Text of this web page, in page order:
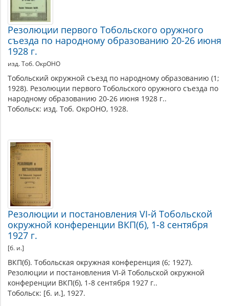
Резолюции первого Тобольского оружного
съезда по народному образованию 20-26 июня
1928 г.
изд. Тоб. ОкрОНО
Тобольский окружной съезд по народному образованию (1;
1928). Резолюции первого Тобольского оружного съезда по
народному образованию 20-26 июня 1928 г..
Тобольск: изд. Тоб. ОкрОНО, 1928.
Резолюции и постановления VI-й Тобольской
окружной конференции ВКП(б), 1-8 сентября
1927 г.
[б. и.]
ВКП(б). Тобольская окружная конференция (6; 1927).
Резолюции и постановления VI-й Тобольской окружной
конференции ВКП(б), 1-8 сентября 1927 г..
Тобольск: [б. и.], 1927.